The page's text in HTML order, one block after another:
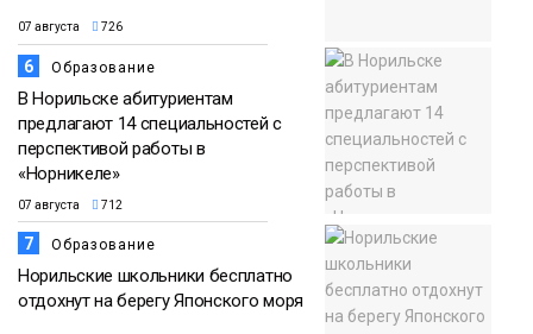
07 августа 726
6 Образование
В Норильске абитуриентам
предлагают 14 специальностей с
перспективой работы в
«Норникеле»
07 августа 712
7 Образование
Норильские школьники бесплатно
отдохнут на берегу Японского моря